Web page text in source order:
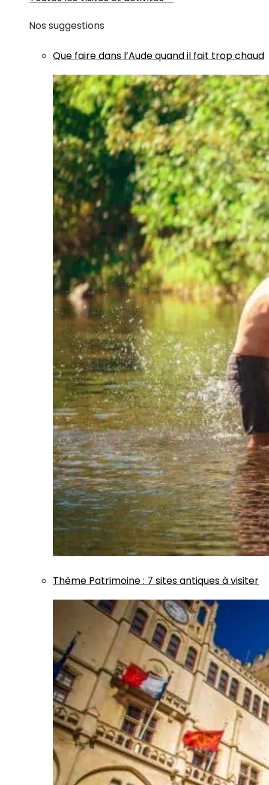
Nos suggestions
Que faire dans l’Aude quand il fait trop chaud
Thème Patrimoine: 7 sites antiques à visiter